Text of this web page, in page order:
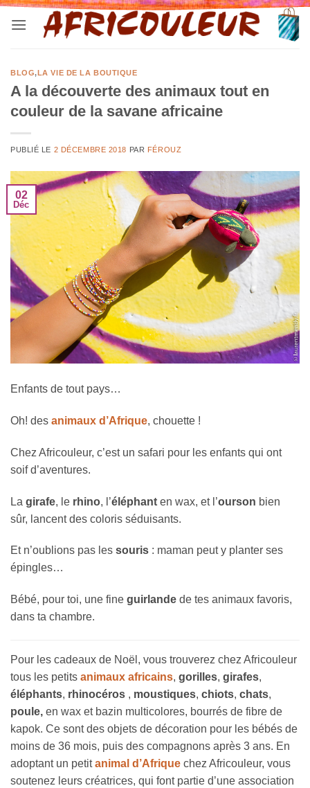
Passer
BLOG,LA VIE DE LA BOUTIQUE
A la découverte des animaux tout en
couleur de la savane africaine
PUBLIÉ LE 2 DÉCEMBRE 2018 PAR FÉROUZ
02
Déc
Enfants de tout pays…
Oh! des animaux d’Afrique, chouette !
Chez Africouleur, c’est un safari pour les enfants qui ont
soif d’aventures.
La girafe, le rhino, l’éléphant en wax, et l’ourson bien
sûr, lancent des coloris séduisants.
Et n’oublions pas les souris : maman peut y planter ses
épingles…
Bébé, pour toi, une fine guirlande de tes animaux favoris,
dans ta chambre.
Pour les cadeaux de Noël, vous trouverez chez Africouleur
tous les petits animaux africains, gorilles, girafes,
éléphants, rhinocéros , moustiques, chiots, chats,
poule, en wax et bazin multicolores, bourrés de fibre de
kapok. Ce sont des objets de décoration pour les bébés de
moins de 36 mois, puis des compagnons après 3 ans. En
adoptant un petitanimal d’Afrique chez Africouleur, vous
soutenez leurs créatrices, qui font partie d’une association